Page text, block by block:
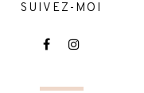
SUIVEZ-MOI